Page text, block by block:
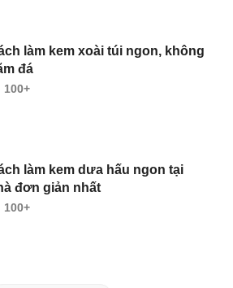
làm kem xoài túi ngon, không
đá
100+
làm kem dưa hấu ngon tại
đơn giản nhất
100+